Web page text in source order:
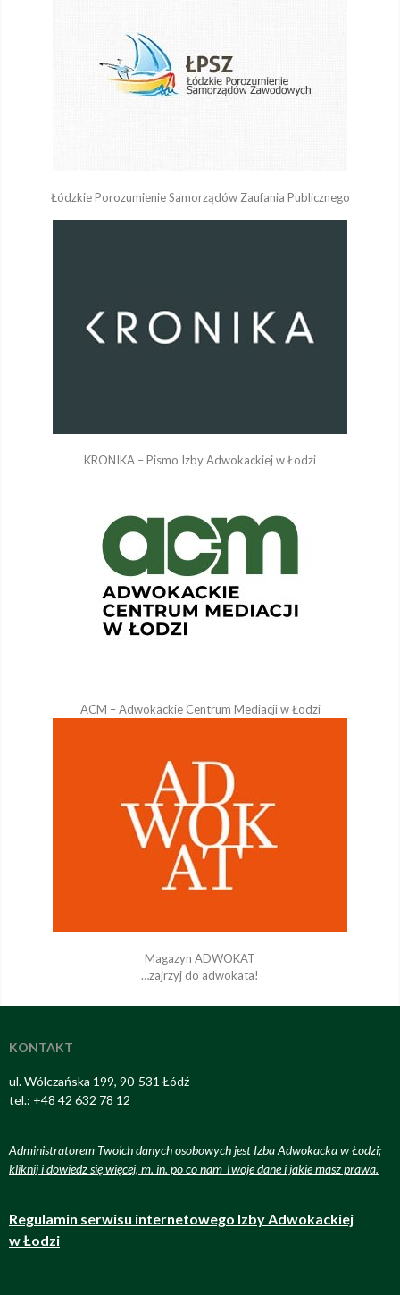
Łódzkie Porozumienie Samorządów Zaufania Publicznego
KRONIKA – Pismo Izby Adwokackiej w Łodzi
ACM – Adwokackie Centrum Mediacji w Łodzi
Magazyn ADWOKAT
…zajrzyj do adwokata!
KONTAKT
ul. Wólczańska 199, 90-531 Łódź
tel.: +48 42 632 78 12
Administratorem Twoich danych osobowych jest Izba Adwokacka w Łodzi;
kliknij i dowiedz się więcej, m. in. po co nam Twoje dane i jakie masz prawa.
Regulamin serwisu internetowego Izby Adwokackiej
w Łodzi